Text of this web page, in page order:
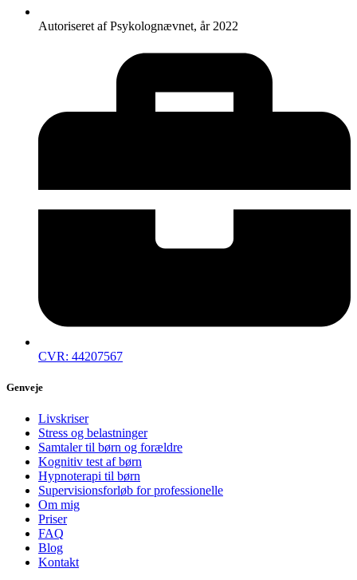
Autoriseret af Psykolognævnet, år 2022
CVR: 44207567
Genveje
Livskriser
Stress og belastninger
Samtaler til børn og forældre
Kognitiv test af børn
Hypnoterapi til børn
Supervisionsforløb for professionelle
Om mig
Priser
FAQ
Blog
Kontakt